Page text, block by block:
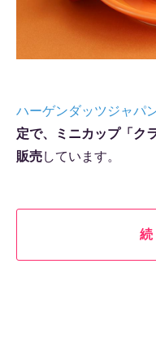
ハーゲンダッツジャパ
定で、ミニカップ「ク
販売しています。